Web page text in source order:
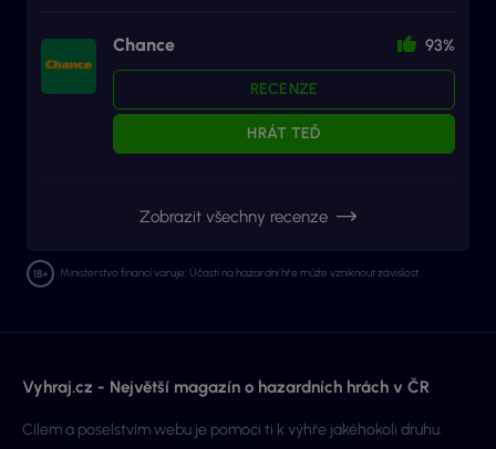
Chance 93%
RECENZE
HRÁT TEĎ
Zobrazit všechny recenze
Ministerstvo financí varuje: Účastí na hazardní hře může vzniknout závislost.
Vyhraj.cz - Největší magazín o hazardních hrách v ČR
Cílem a poselstvím webu je pomoci ti k výhře jakéhokoli druhu.